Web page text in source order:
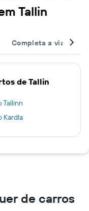
Tallin
Completa a viagem
de Tallin
Kardla
de carros